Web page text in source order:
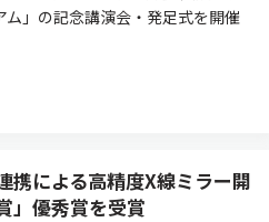
」の記念講演会・発足式を開催
携による高精度X線ミラー開
」優秀賞を受賞